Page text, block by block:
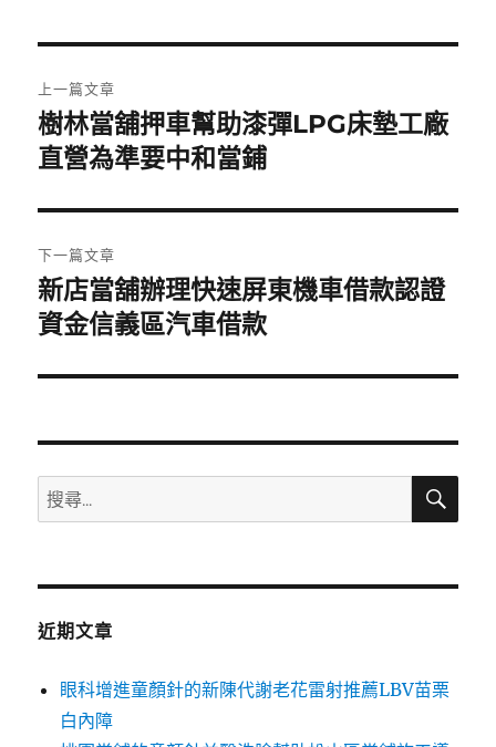
章
導
覽
上一篇文章
上
一
文
章:
樹林當舖押車幫助漆彈LPG床墊工廠
直營為準要中和當鋪
下一篇文章
下
一
文
新店當舖辦理快速屏東機車借款認證
資金信義區汽車借款
搜
尋
鍵
搜
近期文章
眼科增進童顏針的新陳代謝老花雷射推薦LBV苗栗
白內障